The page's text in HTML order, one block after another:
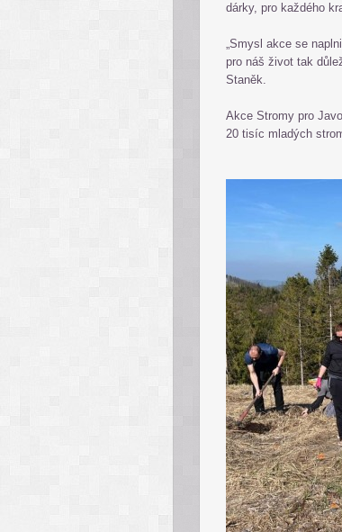
dárky, pro každého
„Smysl akce se
pro náš život tak
Staněk.
Akce Stromy pro
20 tisíc mladých